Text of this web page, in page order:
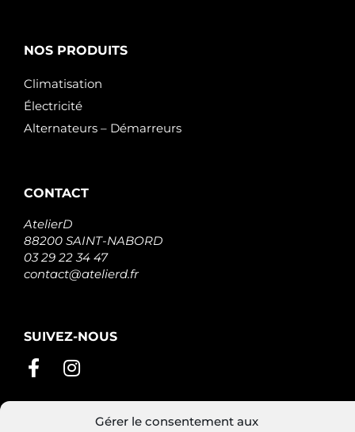
Gérer le consentement aux
NOS PRODUITS
Climatisation
Électricité
Alternateurs – Démarreurs
CONTACT
AtelierD
88200 SAINT-NABORD
03 29 22 34 47
contact@atelierd.fr
SUIVEZ-NOUS